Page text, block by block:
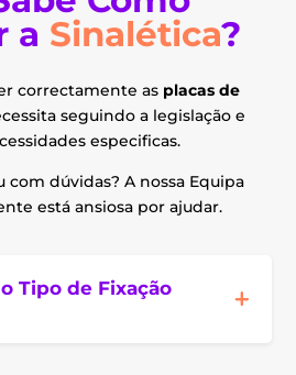
a Sinalética?
correctamente as placas de
seguindo a legislação e
especificas.
com dúvidas? A nossa Equipa
está ansiosa por ajudar.
Tipo de Fixação